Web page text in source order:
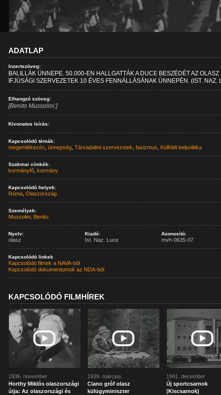
ADATLAP
Inzertszöveg:
BALILLÁK ÜNNEPE. 50.000-EN HALLGATTÁK A DUCE BESZÉDÉT AZ OLASZ
IFJÚSÁGI SZERVEZETEK 10 ÉVES FENNÁLLÁSÁNAK ÜNNEPÉN. (IST. NAZ.
Elhangzó szöveg:
[Benito Mussolini:]
Kivonatos leírás:
Kapcsolódó témák:
megemlékezés ,ünnepség ,Társadalmi szervezetek ,fasizmus Külföldi belpolitika
Szakmai címkék:
kormányfő ,kormány
Kapcsolódó helyek:
Róma ,Olaszország
Személyek:
Mussolini, Benito
Nyelv:
olasz
Kiadó:
Ist. Naz. Luce
Azonosító:
mvh-0635-07
Kapcsolódó linkek
Kapcsolódó filmek a NAVA-ból
Kapcsolódó dokumentumok az NDA-ból
KAPCSOLÓDÓ FILMHÍREK
1936. november
Horthy Miklós olaszországi
útja: Az olaszországi és
1939. március
Ciano gróf olasz
külügyminiszter
1941. december
Új sportcsarnok
(Kiscsarnok)